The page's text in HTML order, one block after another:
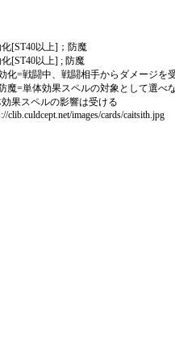
[ST40以上]；防魔
[ST40以上] ; 防魔
化=戦闘中、戦闘相手からダメージを
魔=単体効果スペルの対象として選べ
果スペルの影響は受ける
clib.culdcept.net/images/cards/caitsith.jpg